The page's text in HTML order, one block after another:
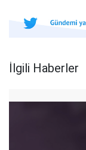
İlgili Haberler